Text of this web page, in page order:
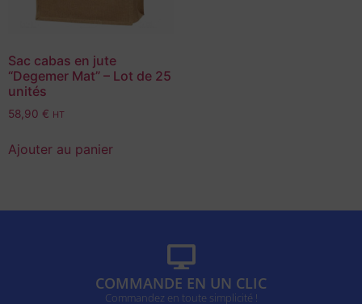
Sac cabas en jute
“Degemer Mat” – Lot de 25
unités
58,90 € HT
Ajouter au panier
COMMANDE EN UN CLIC
Commandez en toute simplicité !